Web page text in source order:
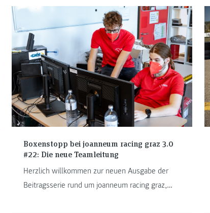
dass Joanneum Racing Graz an der Weltspitze
mitfahren kann. Lucie Marchal, Klaus Stanek und
Timon De Luca sind in dieser Saison neu zu den
Weasels hinzugestoßen.
Boxenstopp bei joanneum racing graz 3.0
#22: Die neue Teamleitung
Herzlich willkommen zur neuen Ausgabe der
Beitragsserie rund um joanneum racing graz,